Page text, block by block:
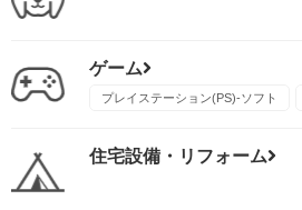
ゲーム
プレイステーション(PS)-ソフト
住宅設備・リフォーム